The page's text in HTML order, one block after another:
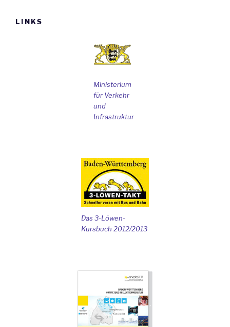
LINKS
Ministerium
für Verkehr
und
Infrastruktur
Das 3-Löwen-
Kursbuch 2012/2013